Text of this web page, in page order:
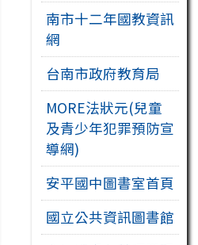
躍參與
筆：轉知「教育部國民及學
南市十二年國教資訊
網
台南市政府教育局
MORE法狀元(兒童
及青少年犯罪預防宣
導網)
安平國中圖書室首頁
國立公共資訊圖書館